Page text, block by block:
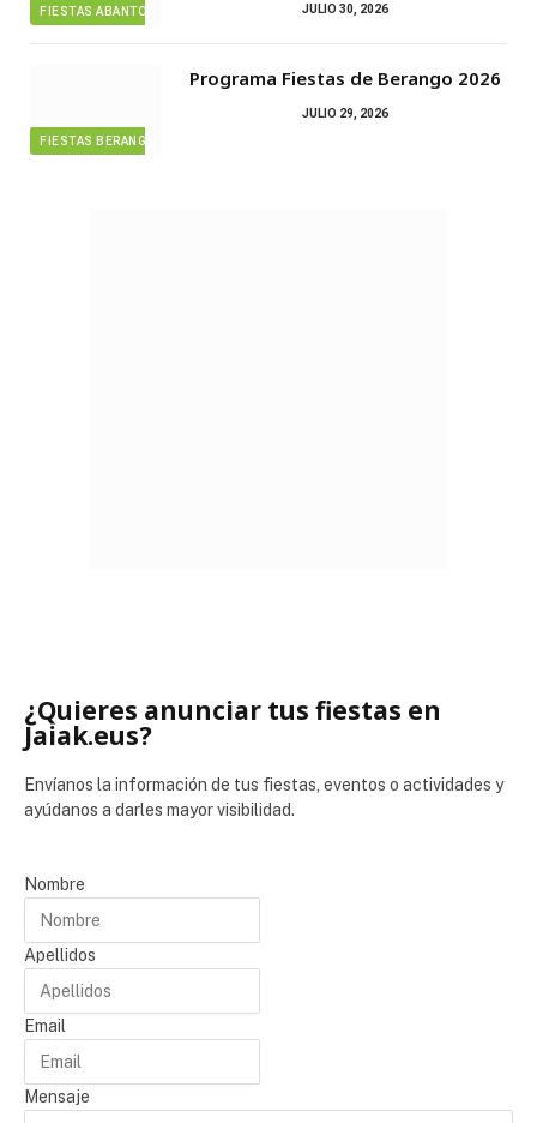
FIESTAS ABANTO ZIERBENA JULIO 30, 2026
FIESTAS BERANGO
Programa Fiestas de Berango 2026
JULIO 29, 2026
¿Quieres anunciar tus fiestas en
Jaiak.eus?
Envíanos la información de tus fiestas, eventos o actividades y
ayúdanos a darles mayor visibilidad.
Nombre
Apellidos
Email
Mensaje